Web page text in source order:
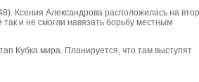
Ксения Александрова расположилась на
и не смогли навязать борьбу местным
Кубка мира. Планируется, что там выступят